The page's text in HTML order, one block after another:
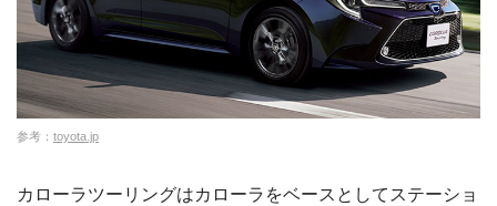
参考： toyota.jp
カローラツーリングはカローラをベースとしてステーショ